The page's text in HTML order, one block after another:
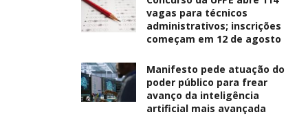
vagas para técnicos
administrativos; inscrições
começam em 12 de agosto
Manifesto pede atuação do
poder público para frear
avanço da inteligência
artificial mais avançada